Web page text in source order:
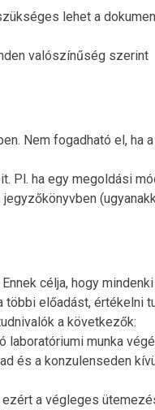
lehet a
valószínűség szerint
Nem fogadható el, ha a
Pl. ha egy megoldási
célja, hogy mindenki
előadást, értékelni
a következők:
laboratóriumi munka
és a konzulenseden
a végleges